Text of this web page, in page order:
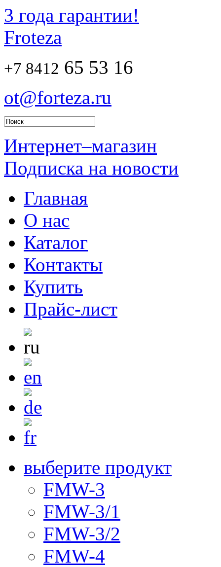
3 года гарантии!
Froteza
+7 8412 65 53 16
ot@forteza.ru
Интернет–магазин
Подписка на новости
Главная
О нас
Каталог
Контакты
Купить
Прайс-лист
выберите продукт
FMW-3
FMW-3/1
FMW-3/2
FMW-4